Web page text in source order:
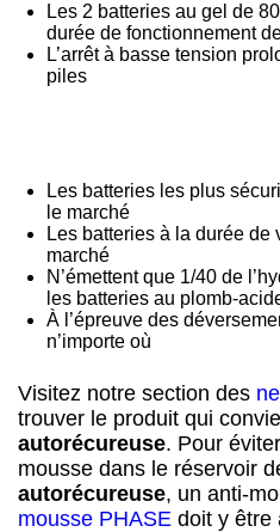
Les 2 batteries au gel de
durée de fonctionnement
L’arrêt à basse tension
piles
Les batteries les plus
le marché
Les batteries à la durée
marché
N’émettent que 1/40 de
les batteries au plomb-
À l’épreuve des
n’importe où
Visitez notre section des
trouver le produit qui
autorécureuse. Pour
mousse dans le réservoir
autorécureuse, un anti-
mousse PHASE doit y être